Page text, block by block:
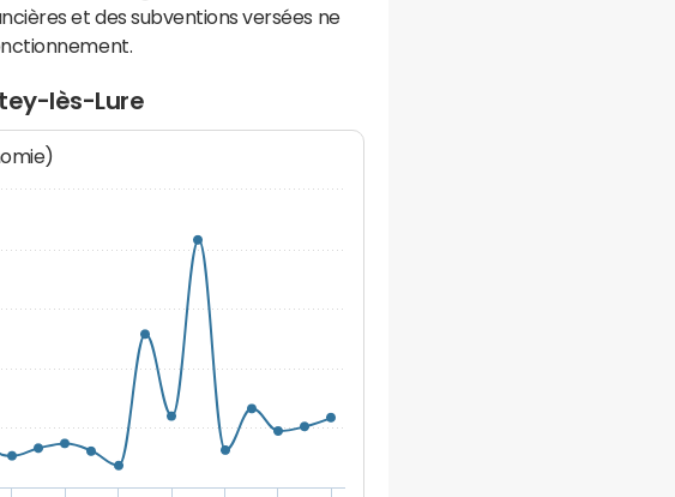
et des subventions versées ne
lès-Lure